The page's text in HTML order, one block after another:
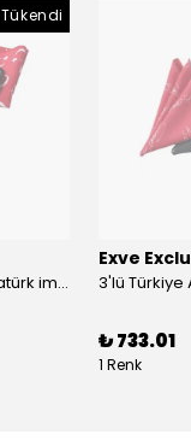
Tükendi
3'lü Mustafa Kemal Atatürk imzalı ve Türkiye Ay Yıldız Bayraklı Kadın Fular Seti
Exve
₺ 733.01
1 Renk